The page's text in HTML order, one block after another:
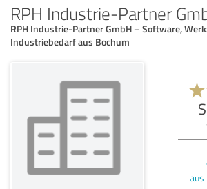
RPH Industrie-Partner
RPH Industrie-Partner GmbH – Software,
Industriebedarf aus Bochum
aus